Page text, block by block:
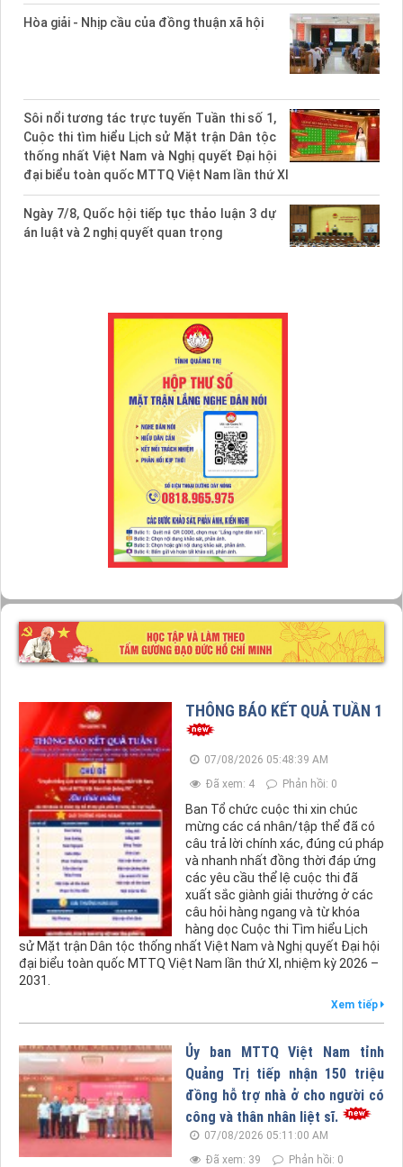
Hòa giải - Nhịp cầu của đồng thuận xã hội
Sôi nổi tương tác trực tuyến Tuần thi số 1,
Cuộc thi tìm hiểu Lịch sử Mặt trận Dân tộc
thống nhất Việt Nam và Nghị quyết Đại hội
đại biểu toàn quốc MTTQ Việt Nam lần thứ XI
Ngày 7/8, Quốc hội tiếp tục thảo luận 3 dự
án luật và 2 nghị quyết quan trọng
Góp ý hoàn thiện quy định đánh giá, xếp
HỘI CHỮ THẬP ĐỎ TỈNH HỖ TRỢ KHẨN
CẤP 2 GIA ĐÌNH BỊ CHÁY NHÀ
tiếp xúc cử tri với đại biểu HĐND tỉnh sau
Kỳ họp thứ 4.
THÔNG BÁO KẾT QUẢ TUẦN 1
07/08/2026 05:48:39 AM
Đã xem: 4
Phản hồi: 0
Ban Tổ chức cuộc thi xin chúc
mừng các cá nhân/tập thể đã có
câu trả lời chính xác, đúng cú pháp
và nhanh nhất đồng thời đáp ứng
các yêu cầu thể lệ cuộc thi đã
xuất sắc giành giải thưởng ở các
câu hỏi hàng ngang và từ khóa
hàng dọc Cuộc thi Tìm hiểu Lịch
sử Mặt trận Dân tộc thống nhất Việt Nam và Nghị quyết Đại hội
đại biểu toàn quốc MTTQ Việt Nam lần thứ XI, nhiệm kỳ 2026 –
2031.
Xem tiếp
Ủy ban MTTQ Việt Nam tỉnh
Quảng Trị tiếp nhận 150 triệu
đồng hỗ trợ nhà ở cho người có
công và thân nhân liệt sĩ.
07/08/2026 05:11:00 AM
Đã xem: 39
Phản hồi: 0